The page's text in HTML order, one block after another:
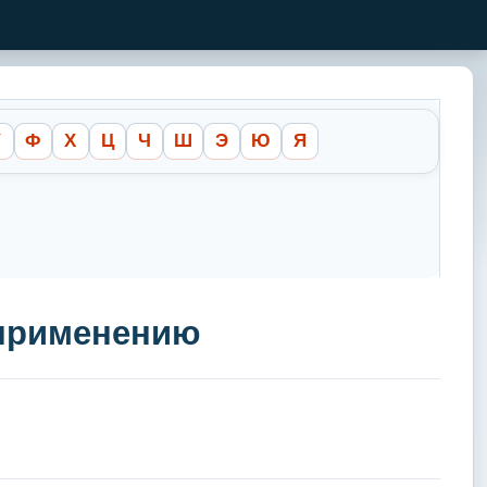
Ф Х Ц Ч Ш Э Ю Я